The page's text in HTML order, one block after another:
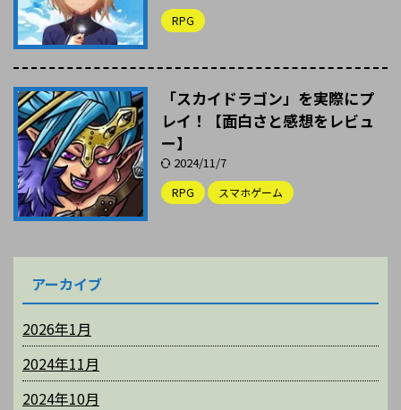
RPG
「スカイドラゴン」を実際にプ
レイ！【面白さと感想をレビュ
ー】
2024/11/7
RPG スマホゲーム
アーカイブ
2026年1月
2024年11月
2024年10月